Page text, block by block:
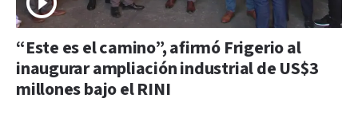
“Este es el camino”, afirmó Frigerio al
inaugurar ampliación industrial de US$3
millones bajo el RINI